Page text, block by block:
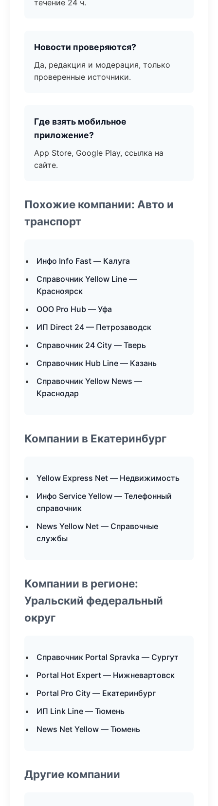
течение 24 ч.
Новости проверяются?
Да, редакция и модерация, только
проверенные источники.
Где взять мобильное
приложение?
App Store, Google Play, ссылка на
сайте.
Похожие компании: Авто и
транспорт
Инфо Info Fast — Калуга
Справочник Yellow Line —
Красноярск
ООО Pro Hub — Уфа
ИП Direct 24 — Петрозаводск
Справочник 24 City — Тверь
Справочник Hub Line — Казань
Справочник Yellow News —
Краснодар
Компании в Екатеринбург
Yellow Express Net — Недвижимость
Инфо Service Yellow — Телефонный
справочник
News Yellow Net — Справочные
службы
Компании в регионе:
Уральский федеральный
округ
Справочник Portal Spravka — Сургут
Portal Hot Expert — Нижневартовск
Portal Pro City — Екатеринбург
ИП Link Line — Тюмень
News Net Yellow — Тюмень
Другие компании